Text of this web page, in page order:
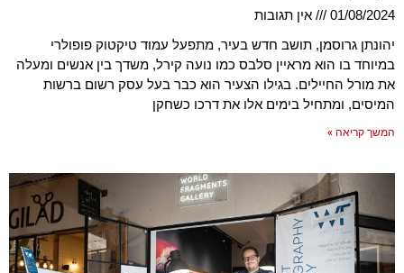
01/08/2024
אין תגובות
יהונתן גרוסמן, תושב חדש בעיר, מתפעל עמוד טיקטוק פופולרי
במיוחד בו הוא מראיין סלבס כמו נועה קירל, משדך בין אנשים ומעלה
את מורל החיילים. בגילו הצעיר הוא כבר בעל עסק רשום ברשות
המיסים, ומתחיל בימים אלו את דרכו כשחקן
המשך קריאה »